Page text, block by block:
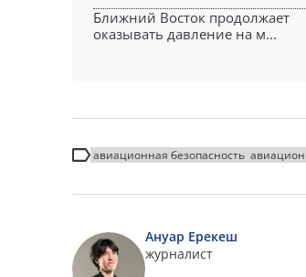
Ближний Восток продолжает
оказывать давление на м...
авиационная безопасность
Ануар Ерекеш
журналист